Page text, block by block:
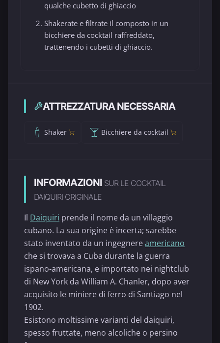
qualche cubetto di ghiaccio
Shakerate e filtrate il composto in un
bicchiere da cocktail raffreddato,
trattenendo i cubetti di ghiaccio.
ATTREZZATURA NECESSARIA
Shaker Bicchiere da cocktail
INFORMAZIONI SUR LE COCKTAIL
DAIQUIRI ORIGINALE
Il Daiquiri prende il nome da un villaggio
cubano. La sua origine è incerta; sarebbe
stato inventato da un ingegnereamericano
che si trovava a Cuba durante la guerra
ispano-americana, e importato nei nightclub
di New York da William A. Chanler, dopo aver
acquisito le miniere di ferro di Santiago nel
1902.
Esistono moltissime varianti del daiquiri,
spesso fruttate, meno alcoliche o persino